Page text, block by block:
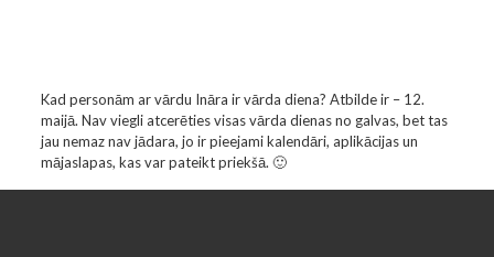
Kad personām ar vārdu Ināra ir vārda diena? Atbilde ir – 12.
maijā. Nav viegli atcerēties visas vārda dienas no galvas, bet tas
jau nemaz nav jādara, jo ir pieejami kalendāri, aplikācijas un
mājaslapas, kas var pateikt priekšā. 🙂